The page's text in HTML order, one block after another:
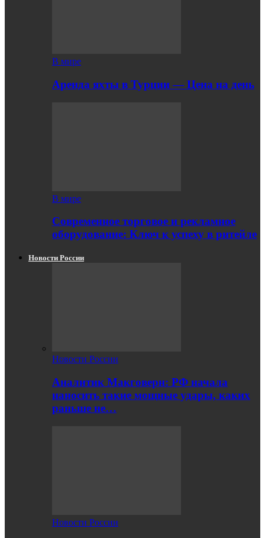
В мире
Аренда яхты в Турции — Цена на день
В мире
Современное торговое и рекламное
оборудование: Ключ к успеху в ритейле
Новости России
Новости России
Аналитик Макговерн: РФ начала
наносить такие мощные удары, каких
раньше не…
Новости России